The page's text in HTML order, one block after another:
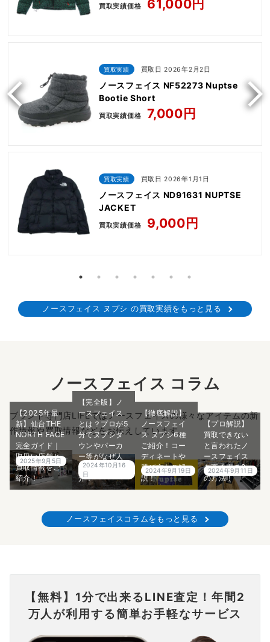
買取実績価格 61,000円
買取実績 買取日 2026年2月2日
ノースフェイス NF52273 Nuptse
Bootie Short
買取実績価格 7,000円
買取実績 買取日 2026年1月1日
ノースフェイス ND91631 NUPTSE
JACKET
買取実績価格 9,000円
ノースフェイス ヌプシ の買取実績をもっと見る
ノースフェイス コラム
ブランド専門店LIFEではノースフェイスの様々なアイテムの新
作情報や買取情報などをお伝えしています。
【2025年最
新】仙台THE
NORTH FACE
完全ガイド｜
取扱い店舗と
買取情報をご
紹介！
2025年9月5日
【完全版】ノ
ースフェイス
とは？プロが5
分でヌプシダ
ウンやパーカ
ー等がなぜ人
気なのかご紹
介！
2024年10月16
日
【徹底解説】
ノースフェイ
ス ヌプシ6種
ご紹介！コー
ディネートや
選び方もご解
説！
2024年9月19日
【プロ解説】
買取できない
と言われたノ
ースフェイス
を高く売る2つ
の方法！
2024年9月11日
ノースフェイスコラムをもっと見る
【無料】1分で出来るLINE査定！年間2
万人が利用する簡単お手軽なサービス